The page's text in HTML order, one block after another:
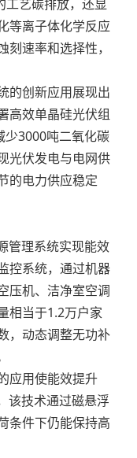
艺碳排放，还显
等离子体化学反应
速率和选择性，
的创新应用展现出
高效单晶硅光伏组
少3000吨二氧化碳
光伏发电与电网供
的电力供应稳定
管理系统实现能效
控系统，通过机器
压机、洁净室空调
相当于1.2万户家
，动态调整无功补
应用使能效提升
该技术通过磁悬浮
条件下仍能保持高